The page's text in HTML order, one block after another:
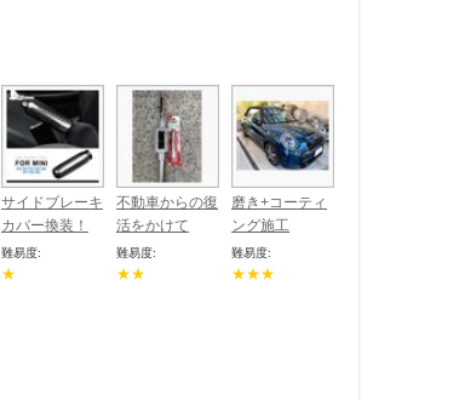
サイドブレーキ
カバー換装！
難易度:
★
不動車からの復
活をかけて
難易度:
★★
磨き+コーティ
ング施工
難易度:
★★★